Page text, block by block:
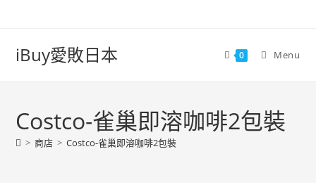
iBuy愛敗日本 0 Menu
Costco-雀巢即溶咖啡2包裝
> 商店 > Costco-雀巢即溶咖啡2包裝